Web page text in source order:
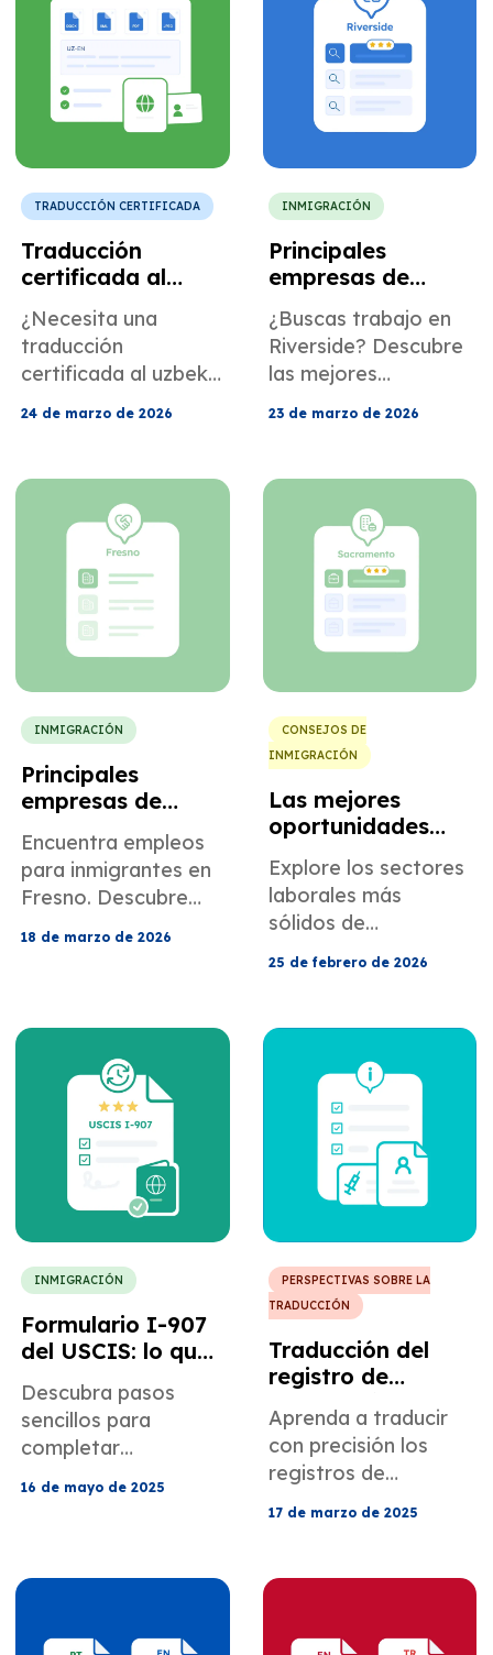
adicional (RFE) y
obtenga
traducciones
certificadas de actas
de nacimiento,
identidad (KTP).
certificadas,
transliteración
precisa y cobertura
total de sellos.
TRADUCCIÓN CERTIFICADA
Traducción
certificada al
uzbeko de
documentos de
identidad oficiales
¿Necesita una
traducción
certificada al uzbeko
retrasos en la
documentación con
la ayuda de
expertos.
24 de marzo de 2026
INMIGRACIÓN
Principales
empresas de
Riverside que
contratan
inmigrantes
¿Buscas trabajo en
Riverside? Descubre
las mejores
trabajo para
principiantes y cómo
preparar tus
credenciales
rápidamente.
23 de marzo de 2026
INMIGRACIÓN
Principales
empresas de
apoyan a los
inmigrantes que
buscan empleo.
Encuentra empleos
para inmigrantes en
Fresno. Descubre
oportunidades en el
rápidas y consejos
para conseguir
trabajo rápidamente,
incluso sin un título
universitario
estadounidense.
18 de marzo de 2026
CONSEJOS DE
INMIGRACIÓN
Las mejores
oportunidades
laborales en
Sacramento para
inmigrantes
Explore los sectores
laborales más
sólidos de
Sacramento y cómo
evaluación de títulos
ayudan a los
inmigrantes a ser
contratados más
rápido.
25 de febrero de 2026
INMIGRACIÓN
Formulario I-907
del USCIS: lo que
Descubra pasos
sencillos para
completar
formulario I-907 del
16 de mayo de 2025
PERSPECTIVAS SOBRE LA
TRADUCCIÓN
Traducción del
registro de
asesoramiento de
expertos
Aprenda a traducir
con precisión los
registros de
desafíos comunes.
17 de marzo de 2025